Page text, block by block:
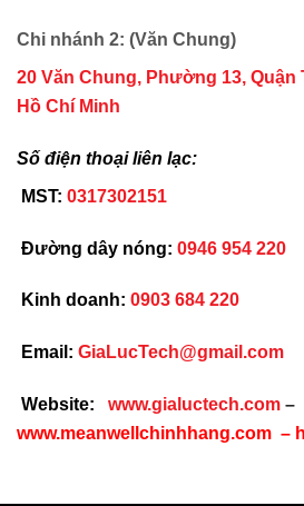
Chi nhánh 2: (Văn Chung)
20 Văn Chung, Phường 13, Quận
Hồ Chí Minh
Số điện thoại liên lạc:
MST: 0317302151
Đường dây nóng: 0946 954 220
Kinh doanh: 0903 684 220
Email: GiaLucTech@gmail.com
Website: www.gialuctech.com –
www.meanwellchinhhang.com –